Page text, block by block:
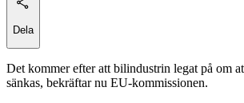
Dela
Det kommer efter att bilindustrin legat på om
sänkas, bekräftar nu EU-kommissionen.